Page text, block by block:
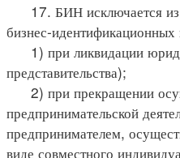
17. БИН исключается из
бизнес-
1) при ликвидации
представительства);
2) при прекращении
предпринимательской
предпринимателем,
виде совместного